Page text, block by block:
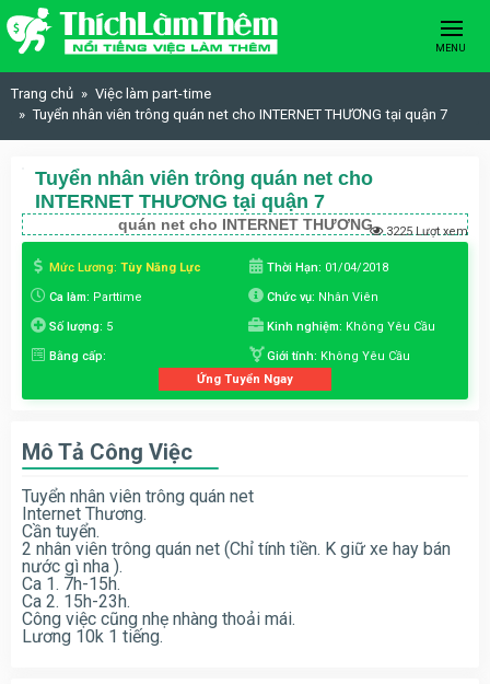
Skip to content
MENU
Trang chủ
Việc làm part-time
Tuyển nhân viên trông quán net cho INTERNET THƯƠNG tại quận 7
Tuyển nhân viên trông quán net cho
INTERNET THƯƠNG tại quận 7
quán net cho INTERNET THƯƠNG 3225 Lượt xem
Mức Lương: Tùy Năng Lực Thời Hạn: 01/04/2018
Ca làm: Parttime Chức vụ: Nhân Viên
Số lượng: 5 Kinh nghiệm: Không Yêu Cầu
Bằng cấp: Giới tính: Không Yêu Cầu
Ứng Tuyển Ngay
Mô Tả Công Việc
Tuyển nhân viên trông quán net
Internet Thương.
Cần tuyển.
2 nhân viên trông quán net (Chỉ tính tiền. K giữ xe hay bán
nước gì nha ).
Ca 1. 7h-15h.
Ca 2. 15h-23h.
Công việc cũng nhẹ nhàng thoải mái.
Lương 10k 1 tiếng.